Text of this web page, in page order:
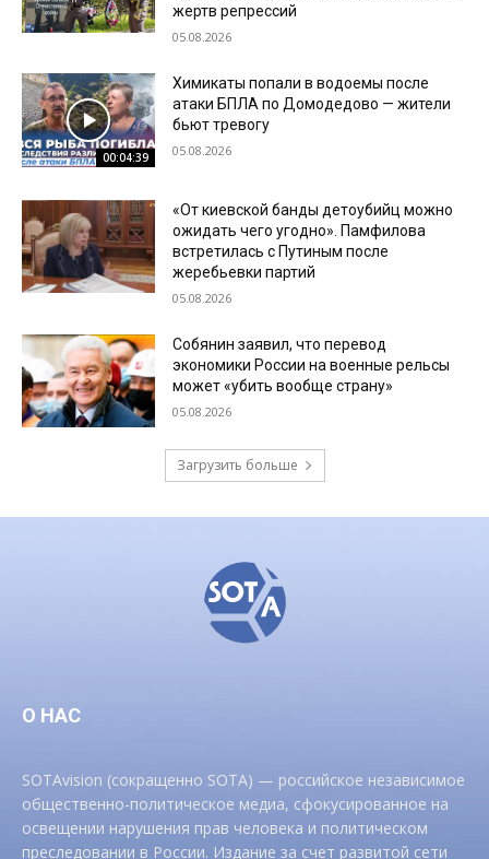
жертв репрессий
05.08.2026
00:04:39
Химикаты попали в водоемы после
атаки БПЛА по Домодедово — жители
бьют тревогу
05.08.2026
«От киевской банды детоубийц можно
ожидать чего угодно». Памфилова
встретилась с Путиным после
жеребьевки партий
05.08.2026
Собянин заявил, что перевод
экономики России на военные рельсы
может «убить вообще страну»
05.08.2026
Загрузить больше
О НАС
SOTAvision (сокращенно SOTA) — российское независимое
общественно-политическое медиа, сфокусированное на
освещении нарушения прав человека и политическом
преследовании в России. Издание за счет развитой сети